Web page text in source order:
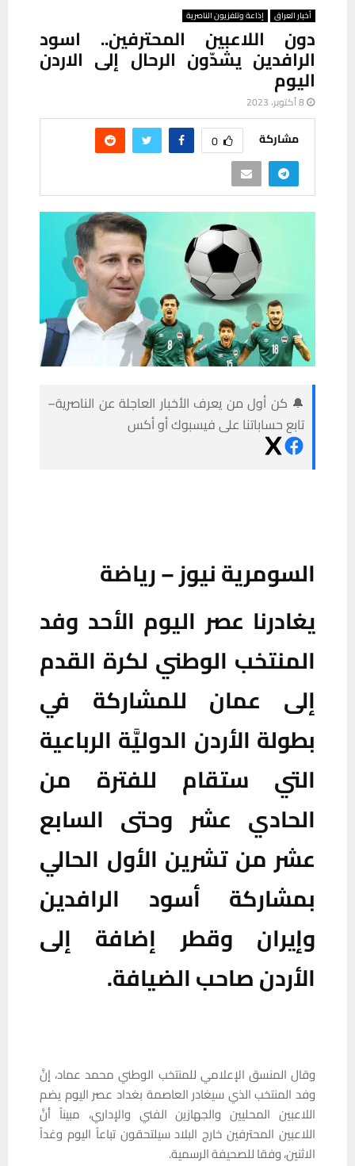
أخبار العراق إذاعة وتلفزيون الناصرية
دون اللاعبين المحترفين.. اسود
الرافدين يشدّون الرحال إلى الاردن
اليوم
8 أكتوبر، 2023
مشاركة 0
🔔 كن أول من يعرف الأخبار العاجلة عن الناصرية–
تابع حساباتنا على فيسبوك أو أكس
السومرية نيوز – رياضة
يغادرنا عصر اليوم الأحد وفد
المنتخب الوطني لكرة القدم
إلى عمان للمشاركة في
بطولة الأردن الدوليَّة الرباعية
التي ستقام للفترة من
الحادي عشر وحتى السابع
عشر من تشرين الأول الحالي
بمشاركة أسود الرافدين
وإيران وقطر إضافة إلى
الأردن صاحب الضيافة.
وقال المنسق الإعلامي للمنتخب الوطني محمد عماد، إنَّ
وفد المنتخب الذي سيغادر العاصمة بغداد عصر اليوم يضم
اللاعبين المحليين والجهازين الفني والإداري، مبيناً أنَّ
اللاعبين المحترفين خارج البلاد سيلتحقون تباعاً اليوم وغداً
الاثنين، وفقا للصحيفة الرسمية.